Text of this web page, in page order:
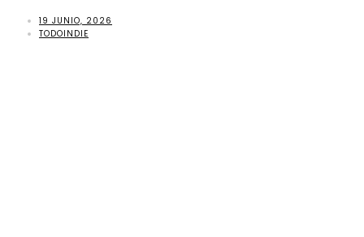
19 JUNIO, 2026
TODOINDIE